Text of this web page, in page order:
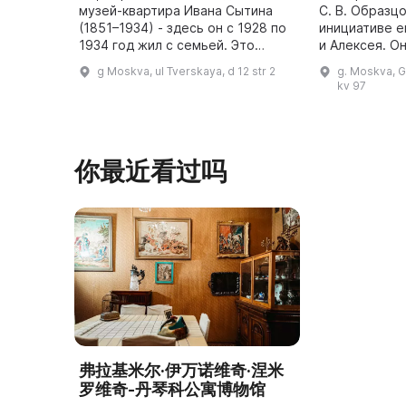
музей-квартира Ивана Сытина
(1851–1934) - здесь он с 1928 по
1934 год жил с семьей. Это
посвященное известному
g Moskva, ul Tverskaya, d 12 str 2
С. В.
инициативе
и Алексея.
деятели
g. Moskva,
kv 97
你最近看过吗
弗拉基米尔·伊万诺维奇·涅米
罗维奇-丹琴科公寓博物馆